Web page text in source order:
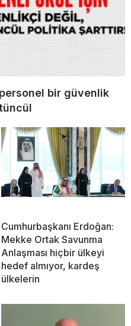
bir güvenlik
Cumhurbaşkanı Erdoğan:
Mekke Ortak Savunma
Anlaşması hiçbir ülkeyi
hedef almıyor, kardeş
ülkelerin